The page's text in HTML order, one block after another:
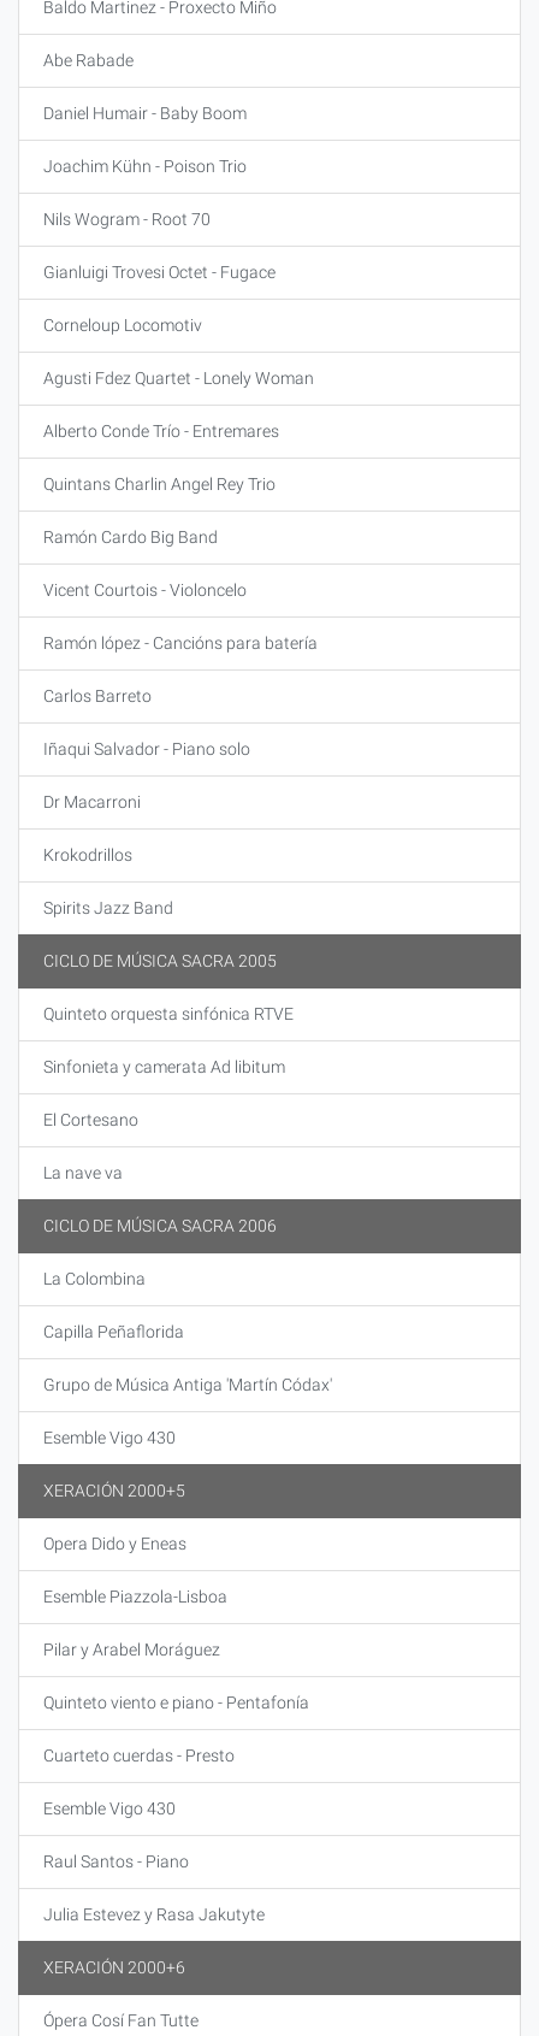
Baldo Martinez - Proxecto Miño
Abe Rabade
Daniel Humair - Baby Boom
Joachim Kühn - Poison Trio
Nils Wogram - Root 70
Gianluigi Trovesi Octet - Fugace
Corneloup Locomotiv
Agusti Fdez Quartet - Lonely Woman
Alberto Conde Trío - Entremares
Quintans Charlin Angel Rey Trio
Ramón Cardo Big Band
Vicent Courtois - Violoncelo
Ramón lópez - Cancións para batería
Carlos Barreto
Iñaqui Salvador - Piano solo
Dr Macarroni
Krokodrillos
Spirits Jazz Band
CICLO DE MÚSICA SACRA 2005
Quinteto orquesta sinfónica RTVE
Sinfonieta y camerata Ad libitum
El Cortesano
La nave va
CICLO DE MÚSICA SACRA 2006
La Colombina
Capilla Peñaflorida
Grupo de Música Antiga 'Martín Códax'
Esemble Vigo 430
XERACIÓN 2000+5
Opera Dido y Eneas
Esemble Piazzola-Lisboa
Pilar y Arabel Moráguez
Quinteto viento e piano - Pentafonía
Cuarteto cuerdas - Presto
Esemble Vigo 430
Raul Santos - Piano
Julia Estevez y Rasa Jakutyte
XERACIÓN 2000+6
Ópera Cosí Fan Tutte